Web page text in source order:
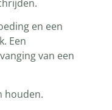
en een
Een
van een
houden.